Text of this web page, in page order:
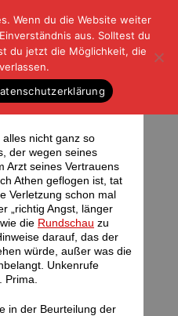
und der Rest
|DATENSCHUTZ
nicht ganz so
der wegen seines
Arzt seines Vertrauens
Athen geflogen ist, tat
Verletzung schon mal
„richtig Angst, länger
die Rundschau zu
darauf, das der
würde, außer was die
Unkenrufe
in der Beurteilung der
Wenn du die Website weiter
aus. Solltest du
du jetzt die Möglichkeit, die